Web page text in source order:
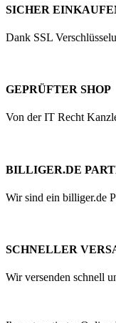
SICHER
Dank SSL
GEPRÜFTER SHOP
Von der IT Recht
BILLIGER.DE
Wir sind ein billiger.de
SCHNELLER
Wir versenden schnell